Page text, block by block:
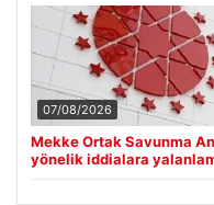
07/08/2026
Mekke Ortak Savunma
yönelik iddialara